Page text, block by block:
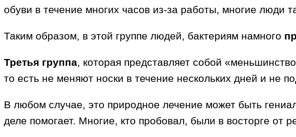
обуви в течение многих часов из-за работы, многие люди
Таким образом, в этой группе людей, бактериям намного
Третья группа, которая представляет собой
то есть не меняют носки в течение нескольких дней и не
В любом случае, это природное лечение может быть
деле помогает. Многие, кто пробовал, были в восторге от